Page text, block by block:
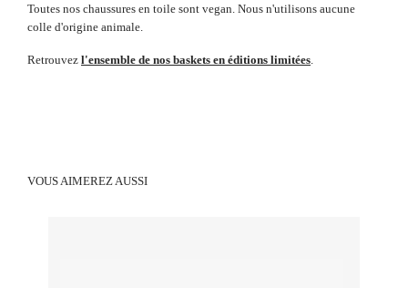
Toutes nos chaussures en toile sont vegan. Nous n'utilisons aucune
colle d'origine animale.
Retrouvez l'ensemble de nos baskets en éditions limitées
VOUS AIMEREZ AUSSI